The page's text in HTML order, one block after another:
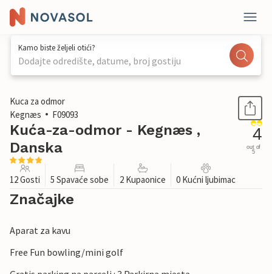
Kamo biste željeli otići?
Dodajte odredište, datume, broj gostiju
1 / 32
Kuca za odmor
Kegnæs
F09093
Kuća-za-odmor - Kegnæs ,
Danska
4
out of
5
12 Gosti 5 Spavaće sobe 2 Kupaonice 0 Kućni ljubimac
Značajke
Aparat za kavu
Free Fun bowling/mini golf